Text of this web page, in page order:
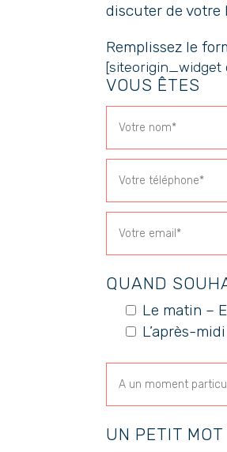
discuter de votre
Remplissez le
[siteorigin_widget
VOUS ÊTES
QUAND
Le matin –
L’après-
UN PETIT MOT